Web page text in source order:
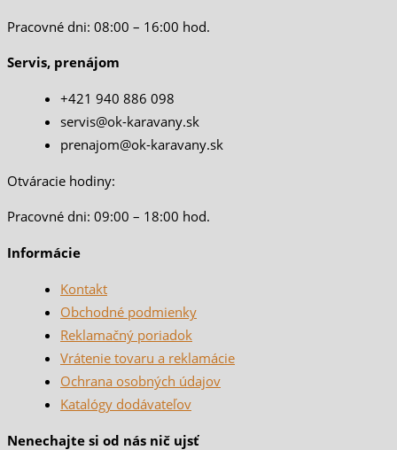
Pracovné dni: 08:00 – 16:00 hod.
Servis, prenájom
+421 940 886 098
servis@ok-karavany.sk
prenajom@ok-karavany.sk
Otváracie hodiny:
Pracovné dni: 09:00 – 18:00 hod.
Informácie
Kontakt
Obchodné podmienky
Reklamačný poriadok
Vrátenie tovaru a reklamácie
Ochrana osobných údajov
Katalógy dodávateľov
Nenechajte si od nás nič ujsť